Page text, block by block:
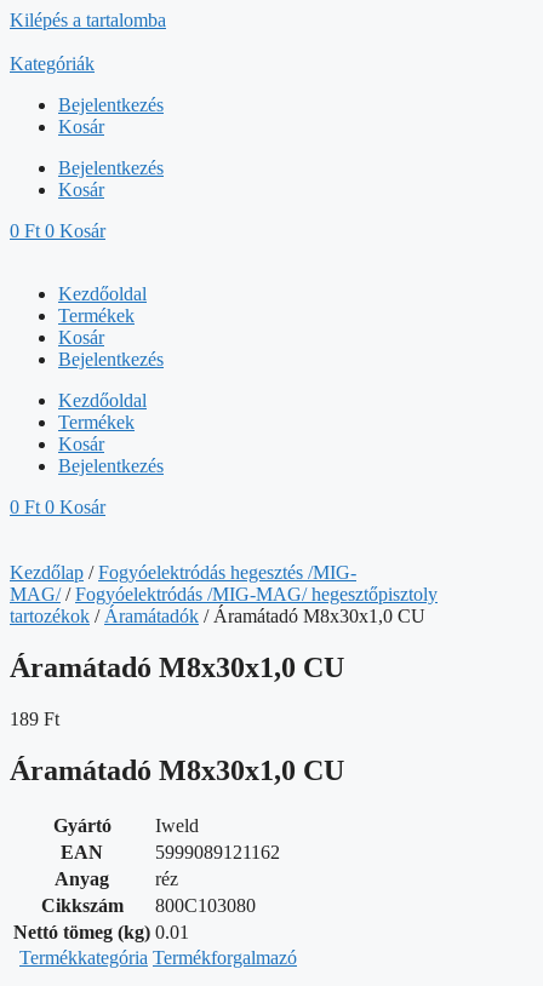
Kilépés a tartalomba
Kategóriák
Bejelentkezés
Kosár
Bejelentkezés
Kosár
0 Ft 0 Kosár
Kezdőoldal
Termékek
Kosár
Bejelentkezés
Kezdőoldal
Termékek
Kosár
Bejelentkezés
0 Ft 0 Kosár
Kezdőlap /Fogyóelektródás hegesztés /MIG-
MAG//Fogyóelektródás /MIG-MAG/ hegesztőpisztoly
tartozékok / Áramátadók / Áramátadó M8x30x1,0 CU
Áramátadó M8x30x1,0 CU
189 Ft
Áramátadó M8x30x1,0 CU
Gyártó
Iweld
EAN
5999089121162
Anyag
réz
Cikkszám
800C103080
Nettó tömeg (kg) 0.01
Termékkategória Termékforgalmazó